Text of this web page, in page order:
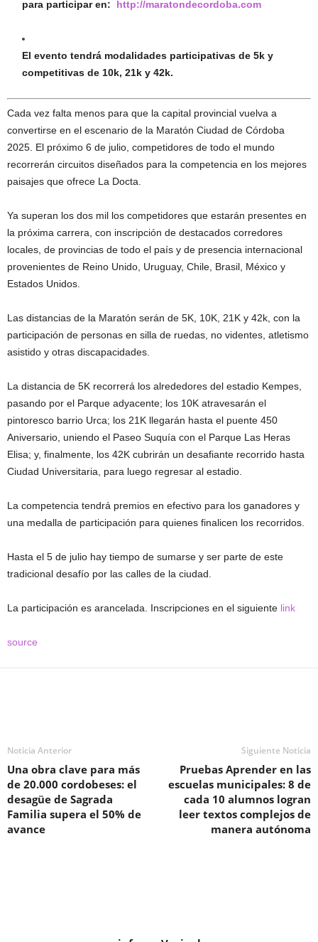
para participar en: http://maratondecordoba.com
El evento tendrá modalidades participativas de 5k y
competitivas de 10k, 21k y 42k.
Cada vez falta menos para que la capital provincial vuelva a
convertirse en el escenario de la Maratón Ciudad de Córdoba
2025. El próximo 6 de julio, competidores de todo el mundo
recorrerán circuitos diseñados para la competencia en los mejores
paisajes que ofrece La Docta.
Ya superan los dos mil los competidores que estarán presentes en
la próxima carrera, con inscripción de destacados corredores
locales, de provincias de todo el país y de presencia internacional
provenientes de Reino Unido, Uruguay, Chile, Brasil, México y
Estados Unidos.
Las distancias de la Maratón serán de 5K, 10K, 21K y 42k, con la
participación de personas en silla de ruedas, no videntes, atletismo
asistido y otras discapacidades.
La distancia de 5K recorrerá los alrededores del estadio Kempes,
pasando por el Parque adyacente; los 10K atravesarán el
pintoresco barrio Urca; los 21K llegarán hasta el puente 450
Aniversario, uniendo el Paseo Suquía con el Parque Las Heras
Elisa; y, finalmente, los 42K cubrirán un desafiante recorrido hasta
Ciudad Universitaria, para luego regresar al estadio.
La competencia tendrá premios en efectivo para los ganadores y
una medalla de participación para quienes finalicen los recorridos.
Hasta el 5 de julio hay tiempo de sumarse y ser parte de este
tradicional desafío por las calles de la ciudad.
La participación es arancelada. Inscripciones en el siguiente link
source
Noticia Anterior
Una obra clave para más
de 20.000 cordobeses: el
desagüe de Sagrada
Familia supera el 50% de
avance
Siguiente Noticia
Pruebas Aprender en las
escuelas municipales: 8 de
cada 10 alumnos logran
leer textos complejos de
manera autónoma